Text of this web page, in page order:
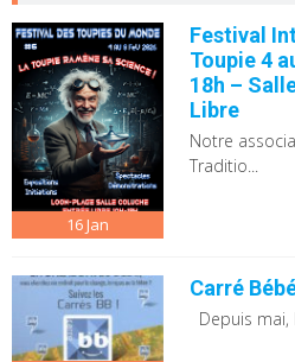
16Jan
Festival
Toupie 4
18h –
Libre
Notre
Traditio...
Carré
Depuis mai,